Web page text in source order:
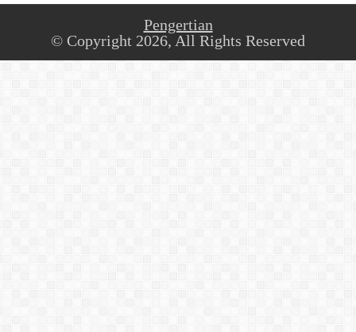
Pengertian
© Copyright 2026, All Rights Reserved